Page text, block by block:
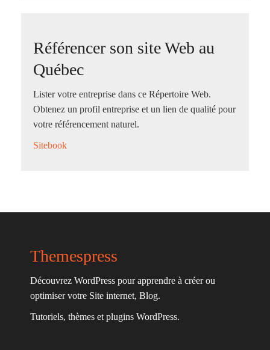
Référencer son site Web au
Québec
Lister votre entreprise dans ce Répertoire Web.
Obtenez un profil entreprise et un lien de qualité pour
votre référencement naturel.
Sitebook
Themespress
Découvrez WordPress pour apprendre à créer ou
optimiser votre Site internet, Blog.
Tutoriels, thèmes et plugins WordPress.